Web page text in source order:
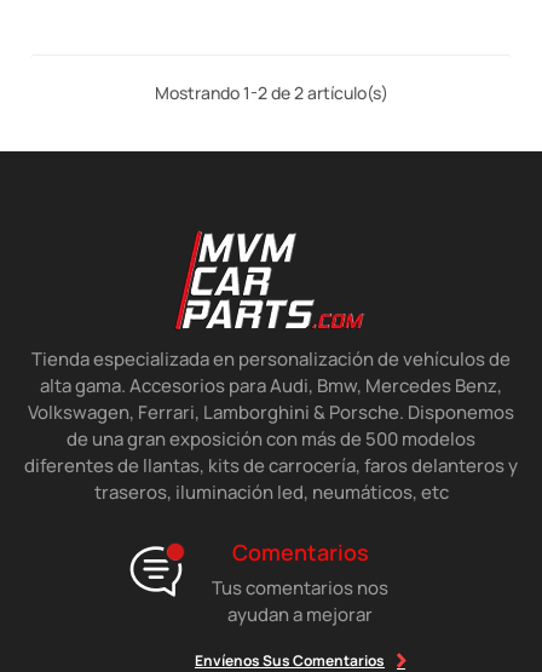
Mostrando 1-2 de 2 artículo(s)
Tienda especializada en personalización de vehículos de
alta gama. Accesorios para Audi, Bmw, Mercedes Benz,
Volkswagen, Ferrari, Lamborghini & Porsche. Disponemos
de una gran exposición con más de 500 modelos
diferentes de llantas, kits de carrocería, faros delanteros y
traseros, iluminación led, neumáticos, etc
Comentarios
Tus comentarios nos
ayudan a mejorar
Envíenos Sus Comentarios